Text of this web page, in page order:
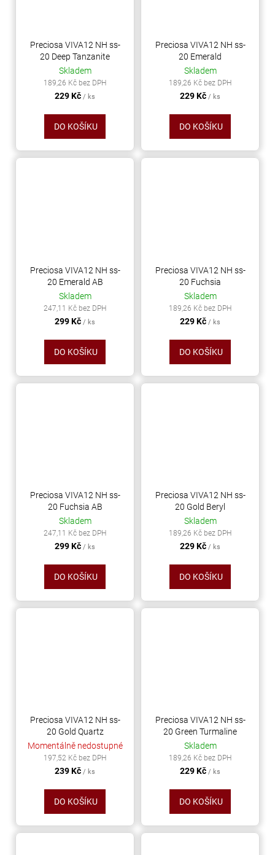
Preciosa VIVA12 NH ss-
20 Deep Tanzanite
Skladem
189,26 Kč bez DPH
229 Kč / ks
DO KOŠÍKU
Preciosa VIVA12 NH ss-
20 Emerald
Skladem
189,26 Kč bez DPH
229 Kč / ks
DO KOŠÍKU
Preciosa VIVA12 NH ss-
20 Emerald AB
Skladem
247,11 Kč bez DPH
299 Kč / ks
DO KOŠÍKU
Preciosa VIVA12 NH ss-
20 Fuchsia
Skladem
189,26 Kč bez DPH
229 Kč / ks
DO KOŠÍKU
Preciosa VIVA12 NH ss-
20 Fuchsia AB
Skladem
247,11 Kč bez DPH
299 Kč / ks
DO KOŠÍKU
Preciosa VIVA12 NH ss-
20 Gold Beryl
Skladem
189,26 Kč bez DPH
229 Kč / ks
DO KOŠÍKU
Preciosa VIVA12 NH ss-
20 Gold Quartz
Momentálně nedostupné
197,52 Kč bez DPH
239 Kč / ks
DO KOŠÍKU
Preciosa VIVA12 NH ss-
20 Green Turmaline
Skladem
189,26 Kč bez DPH
229 Kč / ks
DO KOŠÍKU